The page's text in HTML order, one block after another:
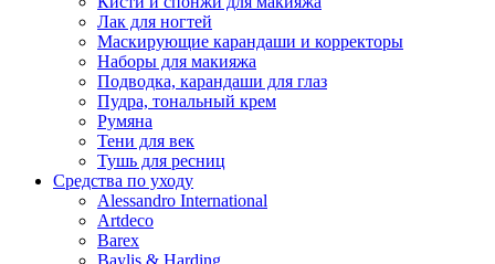
Лак для ногтей
Маскирующие карандаши и корректоры
Наборы для макияжа
Подводка, карандаши для глаз
Пудра, тональный крем
Румяна
Тени для век
Тушь для ресниц
Средства по уходу
Alessandro International
Artdeco
Barex
Baylis & Harding